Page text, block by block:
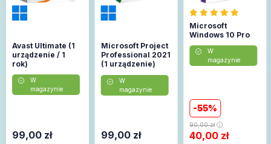
Avast Ultimate (1
urządzenie / 1
rok)
W
magazynie
99,00 zł
Microsoft Project
Professional 2021
(1 urządzenie)
online)
W
magazynie
99,00zł
Microsoft
Windows 10 Pro
W
magazynie
55
90,00zł
40,00 zł